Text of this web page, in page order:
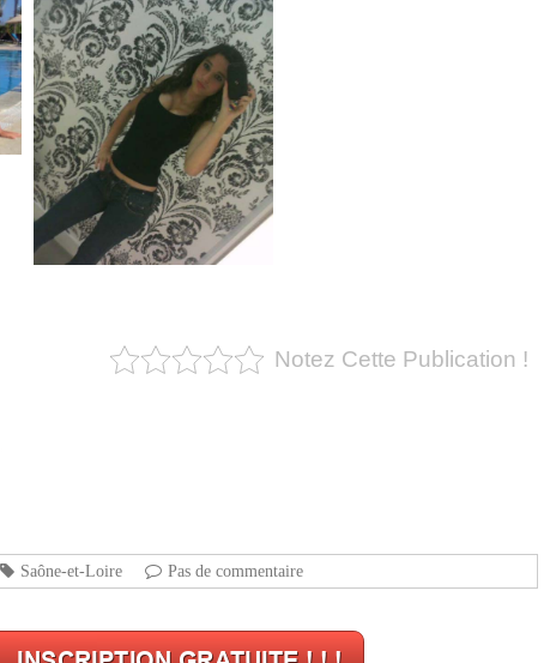
Notez Cette Publication !
Saône-et-Loire Pas de commentaire